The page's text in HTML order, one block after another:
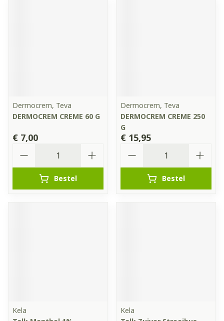
Dermocrem, Teva
DERMOCREM CREME 60 G
€ 7,00
Bestel
Dermocrem, Teva
DERMOCREM CREME 250
G
€ 15,95
Bestel
Kela
Kela